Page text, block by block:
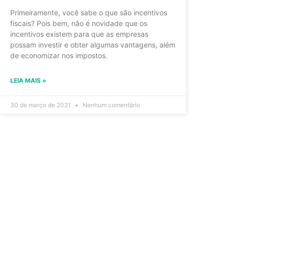
Primeiramente, você sabe o que são incentivos
fiscais? Pois bem, não é novidade que os
incentivos existem para que as empresas
possam investir e obter algumas vantagens, além
de economizar nos impostos.
LEIA MAIS »
30 de março de 2021 Nenhum comentário